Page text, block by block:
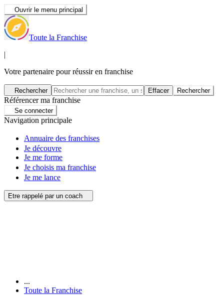
Ouvrir le menu principal
Toute la Franchise
|
Votre partenaire pour réussir en franchise
Rechercher Effacer Rechercher
Référencer ma franchise
Se connecter
Navigation principale
Annuaire des franchises
Je découvre
Je me forme
Je choisis ma franchise
Je me lance
Etre rappelé par un coach
...
Toute la Franchise